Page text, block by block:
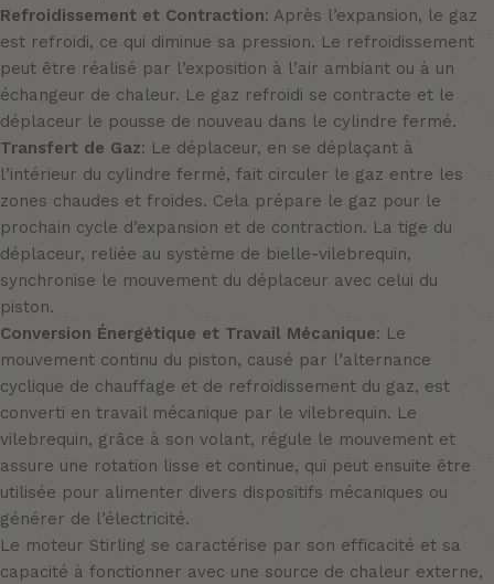
Refroidissement et Contraction: Après l’expansion, le gaz
est refroidi, ce qui diminue sa pression. Le refroidissement
peut être réalisé par l’exposition à l’air ambiant ou à un
échangeur de chaleur. Le gaz refroidi se contracte et le
déplaceur le pousse de nouveau dans le cylindre fermé.
Transfert de Gaz: Le déplaceur, en se déplaçant à
l’intérieur du cylindre fermé, fait circuler le gaz entre les
zones chaudes et froides. Cela prépare le gaz pour le
prochain cycle d’expansion et de contraction. La tige du
déplaceur, reliée au système de bielle-vilebrequin,
synchronise le mouvement du déplaceur avec celui du
piston.
Conversion Énergétique et Travail Mécanique: Le
mouvement continu du piston, causé par l’alternance
cyclique de chauffage et de refroidissement du gaz, est
converti en travail mécanique par le vilebrequin. Le
vilebrequin, grâce à son volant, régule le mouvement et
assure une rotation lisse et continue, qui peut ensuite être
utilisée pour alimenter divers dispositifs mécaniques ou
générer de l’électricité.
Le moteur Stirling se caractérise par son efficacité et sa
capacité à fonctionner avec une source de chaleur externe,